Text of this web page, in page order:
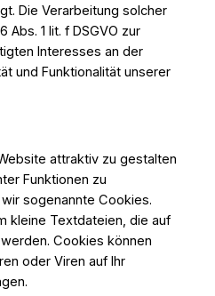
Die Verarbeitung solcher
Abs. 1 lit. f DSGVO zur
Interesses an der
und Funktionalität unserer
attraktiv zu gestalten
Funktionen zu
sogenannte Cookies.
kleine Textdateien, die auf
Cookies können
oder Viren auf Ihr